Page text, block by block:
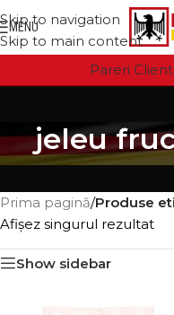
Skip to navigation
Skip to main content
MENU
Pareri Clienti
jeleu
Prima pagină/Produse
Afișez singurul rezultat
Show sidebar